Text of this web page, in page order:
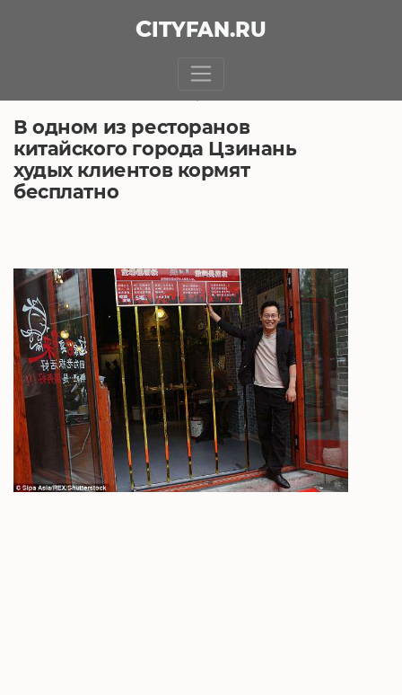
CITYFAN.RU
В одном из ресторанов
китайского города Цзинань
худых клиентов кормят
бесплатно